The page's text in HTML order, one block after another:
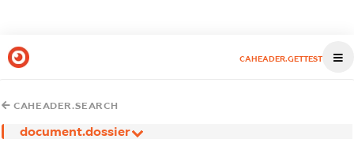
CAHEADER.GETTEST
CAHEADER.SEARCH
document.dossier